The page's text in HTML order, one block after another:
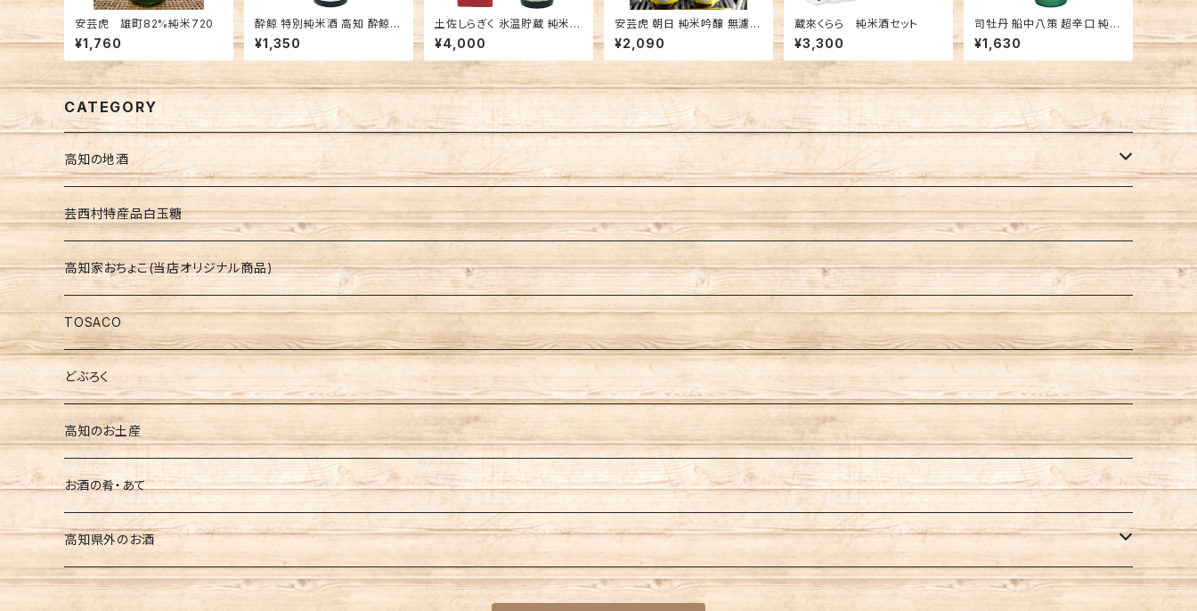
安芸虎 雄町82%純米720
¥1,760
酔鯨 特別純米酒 高知 酔鯨酒
造 日本酒 辛口
¥1,350
土佐しらぎく 氷温貯蔵 純米大
吟醸 高知 仙頭酒造場 日本酒
¥4,000
安芸虎 朝日 純米吟醸 無濾過
生原酒 春ラベル 高知 地酒 安
芸市
¥2,090
蔵來くらら 純米酒セット
¥3,300
司牡丹 船中八策 超辛口 純米
酒 高知 司牡丹酒造 日本酒
¥1,630
CATEGORY
高知の地酒
高知の地酒飲みくらべセット
仙頭 しらぎく
安芸虎 玉川 伊太郎
美丈夫
土佐鶴
南 玉ノ井
豊能梅
文佳人
芸西村特産品白玉糖
高知家おちょこ(当店オリジナル商品)
TOSACO
どぶろく
高知のお土産
お酒の肴・あて
高知県外のお酒
一ノ蔵（宮城県）